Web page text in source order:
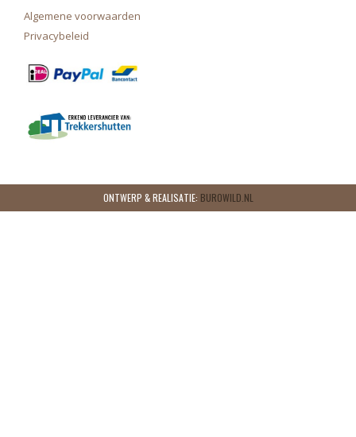
Algemene voorwaarden
Privacybeleid
ONTWERP & REALISATIE: BUROWILD.NL